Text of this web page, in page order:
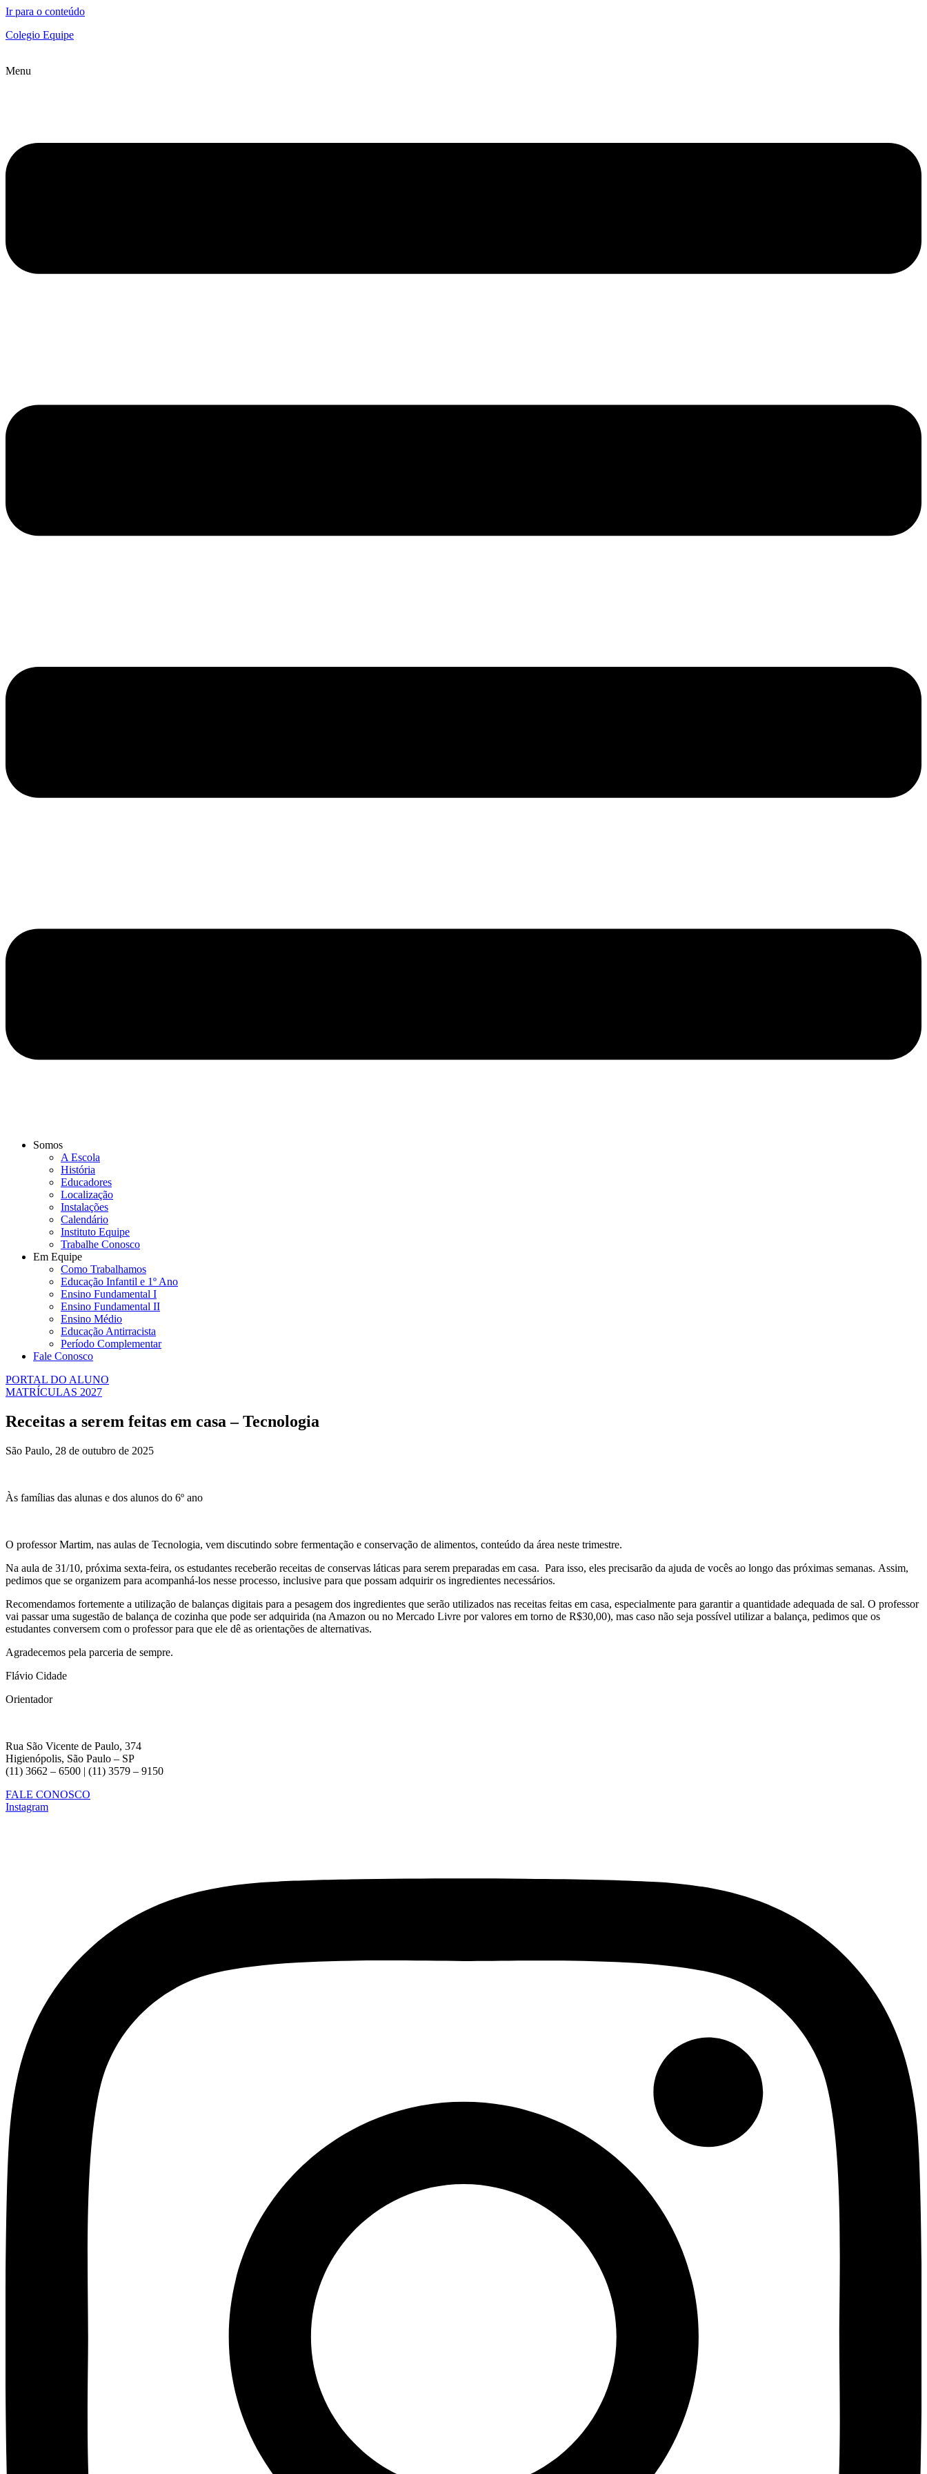
Ir para o conteúdo
Colegio Equipe
Menu
Somos
A Escola
História
Educadores
Localização
Instalações
Calendário
Instituto Equipe
Trabalhe Conosco
Em Equipe
Como Trabalhamos
Educação Infantil e 1º Ano
Ensino Fundamental I
Ensino Fundamental II
Ensino Médio
Educação Antirracista
Período Complementar
Fale Conosco
PORTAL DO ALUNO
MATRÍCULAS 2027
Receitas a serem feitas em casa – Tecnologia
São Paulo, 28 de outubro de 2025
Às famílias das alunas e dos alunos do 6º ano
O professor Martim, nas aulas de Tecnologia, vem discutindo sobre fermentação e conservação de alimentos, conteúdo da área neste trimestre.
Na aula de 31/10, próxima sexta-feira, os estudantes receberão receitas de conservas láticas para serem preparadas em casa. Para isso, eles precisarão da ajuda de vocês ao longo das próximas semanas. Assim,
pedimos que se organizem para acompanhá-los nesse processo, inclusive para que possam adquirir os ingredientes necessários.
Recomendamos fortemente a utilização de balanças digitais para a pesagem dos ingredientes que serão utilizados nas receitas feitas em casa, especialmente para garantir a quantidade adequada de sal. O professor
vai passar uma sugestão de balança de cozinha que pode ser adquirida (na Amazon ou no Mercado Livre por valores em torno de R$30,00), mas caso não seja possível utilizar a balança, pedimos que os
estudantes conversem com o professor para que ele dê as orientações de alternativas.
Agradecemos pela parceria de sempre.
Flávio Cidade
Orientador
Rua São Vicente de Paulo, 374
Higienópolis, São Paulo – SP
(11) 3662 – 6500 | (11) 3579 – 9150
FALE CONOSCO
Instagram